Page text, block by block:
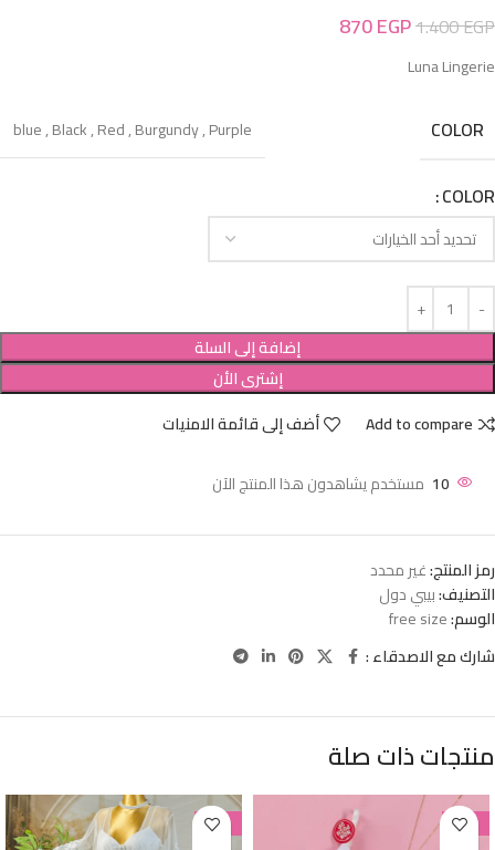
1.400EGP
870EGP
Luna Lingerie
COLOR
blue,Black,Red,Burgundy,Purple
COLOR
إضافة إلى السلة
إشترى الأن
Add to compare
أضف إلى قائمة الامنيات
10 مستخدم يشاهدون هذا المنتج الآن
رمز المنتج:غير محدد
التصنيف:بيبي دول
الوسم:free size
شارك مع الاصدقاء :
منتجات ذات صلة
-38%
-38%